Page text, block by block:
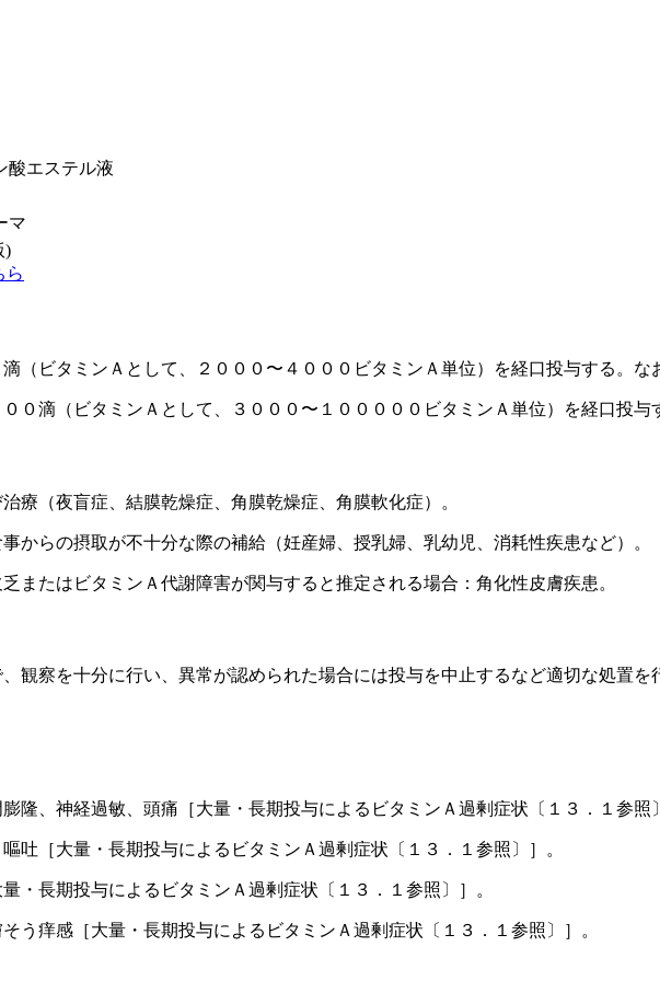
酸エステル液
マ
)
ら
（ビタミンＡとして、２０００〜４０００ビタミンＡ単位）を経口投与する。な
０滴（ビタミンＡとして、３０００〜１０００００ビタミンＡ単位）を経口投与
療（夜盲症、結膜乾燥症、角膜乾燥症、角膜軟化症）。
からの摂取が不十分な際の補給（妊産婦、授乳婦、乳幼児、消耗性疾患など）。
またはビタミンＡ代謝障害が関与すると推定される場合：角化性皮膚疾患。
観察を十分に行い、異常が認められた場合には投与を中止するなど適切な処置を
隆、神経過敏、頭痛［大量・長期投与によるビタミンＡ過剰症状〔１３．１参照
吐［大量・長期投与によるビタミンＡ過剰症状〔１３．１参照〕］。
・長期投与によるビタミンＡ過剰症状〔１３．１参照〕］。
う痒感［大量・長期投与によるビタミンＡ過剰症状〔１３．１参照〕］。